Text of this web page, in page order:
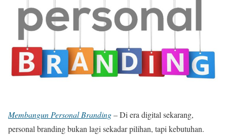
Membangun Personal Branding– Di era digital sekarang,
personal branding bukan lagi sekadar pilihan, tapi kebutuhan.